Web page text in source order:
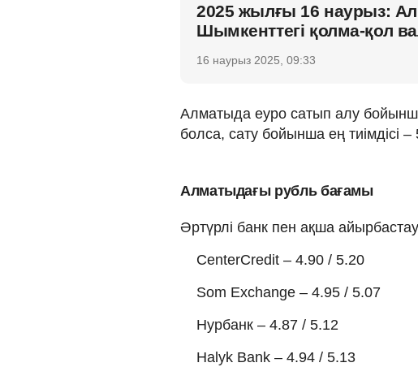
2025 жылғы 16 наурыз:
Шымкенттегі қолма-қол
16 наурыз 2025, 09:33
Алматыда еуро сатып алу
болса, сату бойынша ең тиімдісі
Алматыдағы рубль бағамы
Әртүрлі банк пен ақша
CenterCredit – 4.90 / 5.20
Som Exchange – 4.95 / 5.07
Нурбанк – 4.87 / 5.12
Halyk Bank – 4.94 / 5.13